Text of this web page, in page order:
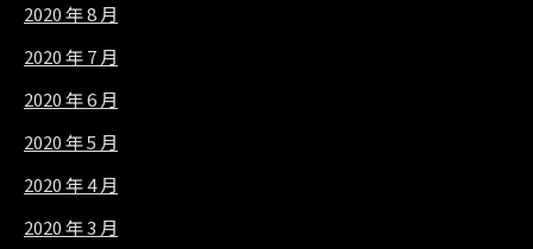
2020 年 8 月
2020 年 7 月
2020 年 6 月
2020 年 5 月
2020 年 4 月
2020 年 3 月